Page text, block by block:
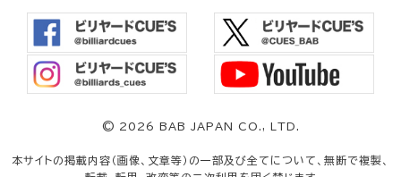
© 2026 BAB JAPAN CO., LTD.
本サイトの掲載内容（画像、文章等）の一部及び全てについて、無断で複製、